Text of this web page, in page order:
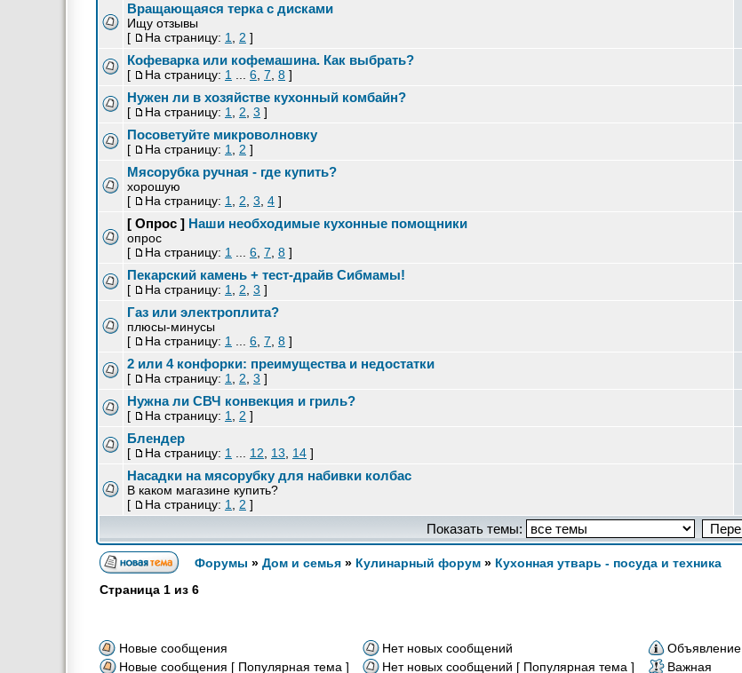
Вращающаяся терка с дисками
Ищу отзывы
[
На страницу: 1 2 ]
Кофеварка или кофемашина. Как выбрать?
[ На страницу: 1 6 7 8 ]
Нужен ли в хозяйстве кухонный комбайн?
[ На страницу: 1 2 3 ]
Посоветуйте микроволновку
[ На страницу: 1 2 ]
Мясорубка ручная - где купить?
хорошую
[
На страницу: 1 2 3 4 ]
[ Опрос ] Наши необходимые кухонные помощники
опрос
[
На страницу: 1 6 7 8 ]
Пекарский камень + тест-драйв Сибмамы!
[ На страницу: 1 2 3 ]
Газ или электроплита?
плюсы-минусы
[
На страницу: 1 6 7 8 ]
2 или 4 конфорки: преимущества и недостатки
[ На страницу: 1 2 3 ]
Нужна ли СВЧ конвекция и гриль?
[ На страницу: 1 2 ]
Блендер
[ На страницу: 1 12 13 14 ]
Насадки на мясорубку для набивки колбас
В каком магазине купить?
[
На страницу: 1 2 ]
Показать темы:
Форумы » Дом и семья » Кулинарный форум » Кухонная утварь - посуда и техника
Страница 1 из 6
Новые сообщения
Нет новых сообщений
Объявление
Новые сообщения [ Популярная тема ]
Нет новых сообщений [ Популярная тема ] Важная